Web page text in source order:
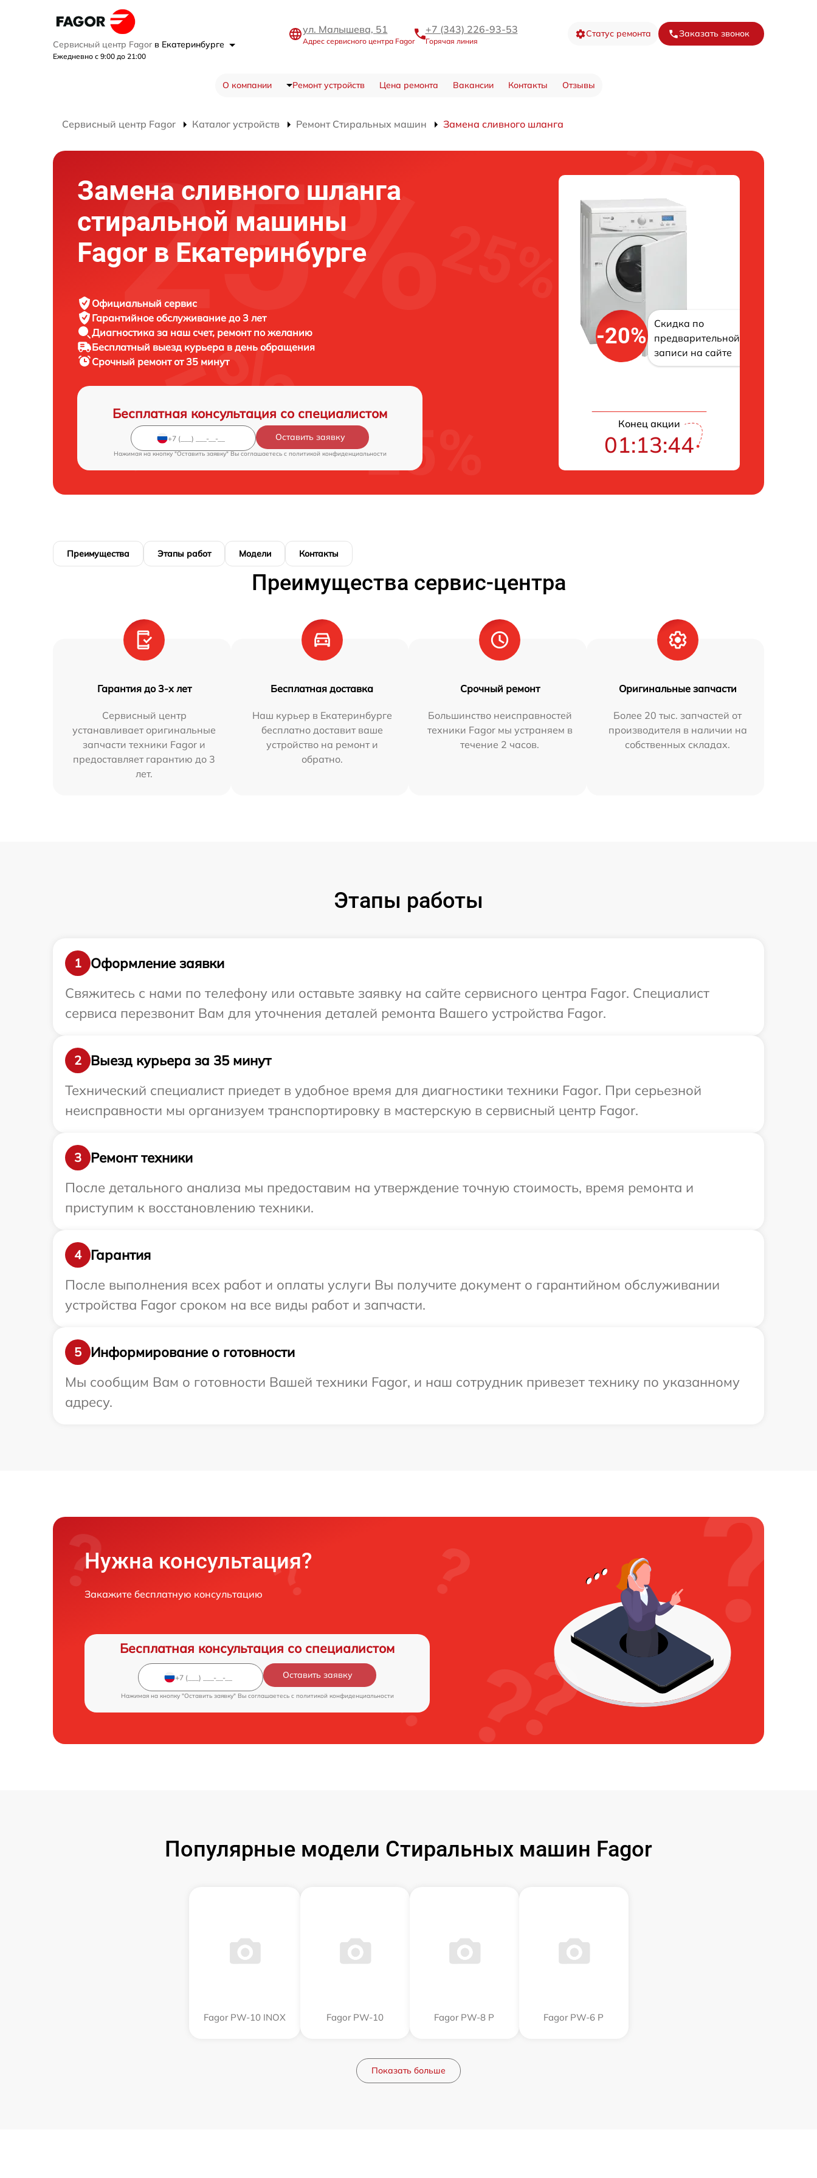
Сервисный центр Fagor в Екатеринбурге
Ежедневно с 9:00 до 21:00
ул. Малышева, 51
Адрес сервисного центра Fagor
+7 (343) 226-93-53
Горячая линия
Статус ремонта Заказать звонок
О компании Ремонт устройств Цена ремонта Вакансии Контакты Отзывы
Сервисный центр Fagor Каталог устройств Ремонт Стиральных машин Замена сливного шланга
Замена сливного шланга
стиральной машины
Fagor в Екатеринбурге
Официальный сервис
Гарантийное обслуживание до 3 лет
Диагностика за наш счет, ремонт по желанию
Бесплатный выезд курьера в день обращения
Срочный ремонтот 35 минут
Бесплатная консультация со специалистом
Оставить заявку
Нажимая на кнопку "Оставить заявку" Вы соглашаетесь c политикой конфиденциальности
-20%
Скидка по
предварительной
записи на сайте
Конец акции
01:13:43
Преимущества Этапы работ Модели Контакты
Преимущества сервис-центра
Гарантия до 3-х лет
Сервисный центр
устанавливает оригинальные
запчасти техники Fagor и
предоставляет гарантию до 3
лет.
Бесплатная доставка
Наш курьер в Екатеринбурге
бесплатно доставит ваше
устройство на ремонт и
обратно.
Срочный ремонт
Большинство неисправностей
техники Fagor мы устраняем в
течение 2 часов.
Оригинальные запчасти
Более 20 тыс. запчастей от
производителя в наличии на
собственных складах.
Этапы работы
1
Оформление заявки
Свяжитесь с нами по телефону или оставьте заявку на сайте сервисного центра Fagor. Специалист
сервиса перезвонит Вам для уточнения деталей ремонта Вашего устройства Fagor.
2
Выезд курьера за 35 минут
Технический специалист приедет в удобное время для диагностики техники Fagor. При серьезной
неисправности мы организуем транспортировку в мастерскую в сервисный центр Fagor.
3
Ремонт техники
После детального анализа мы предоставим на утверждение точную стоимость, время ремонта и
приступим к восстановлению техники.
4
Гарантия
После выполнения всех работ и оплаты услуги Вы получите документ о гарантийном обслуживании
устройства Fagor сроком на все виды работ и запчасти.
5
Информирование о готовности
Мы сообщим Вам о готовности Вашей техники Fagor, и наш сотрудник привезет технику по указанному
адресу.
Нужна консультация?
Закажите бесплатную консультацию
Бесплатная консультация со специалистом
Оставить заявку
Нажимая на кнопку "Оставить заявку" Вы соглашаетесь c политикой конфиденциальности
Популярные модели Стиральных машин Fagor
Fagor PW-10 INOX Fagor PW-10 Fagor PW-8 P Fagor PW-6 P
Показать больше